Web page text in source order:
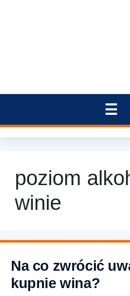
poziom
winie
Na co zwrócić
kupnie wina?